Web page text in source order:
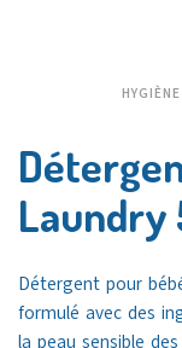
Laundry
Détergent pour
formulé avec des
la peau sensible